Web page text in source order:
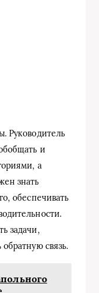
Руководитель
и
а
знать
обеспечивать
задачи,
связь.